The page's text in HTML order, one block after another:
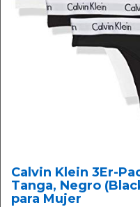
Calvin Klein 3Er-
Tanga, Negro
para Mujer